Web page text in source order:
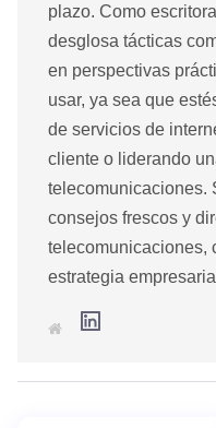
plazo. Como
desglosa tácticas
en perspectivas
usar, ya sea que
de servicios de
cliente o liderando
telecomunicaciones.
consejos frescos y
telecomunicaciones,
estrategia